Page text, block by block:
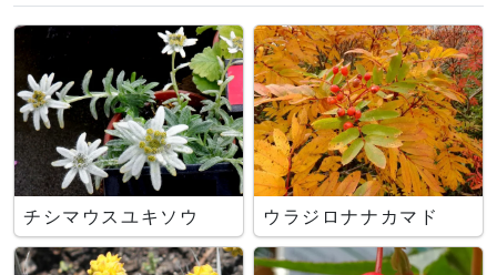
チシマウスユキソウ ウラジロナナカマド